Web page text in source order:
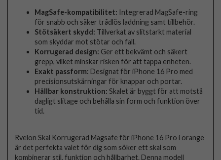
MagSafe-kompatibilitet: Integrerad MagSafe-ring
för snabb och säker trådlös laddning samt tillbehör.
Stötsäkert skydd: Tillverkat av slitstarkt material
som skyddar mot stötar och fall.
Korrugerad design: Ger ett bekvämt och säkert
grepp, vilket minskar risken för att tappa enheten.
Exakt passform: Designat för iPhone 16 Pro med
precisionsutskärningar för knappar och portar.
Hållbar konstruktion: Skalet är byggt för att motstå
dagligt slitage och behålla sin form och funktion över
tid.
Rvelon Skal Korrugerad Magsafe för iPhone 16 Pro i orange
är det perfekta valet för dig som söker ett skal som
kombinerar stil, funktion och hållbarhet. Denna modell